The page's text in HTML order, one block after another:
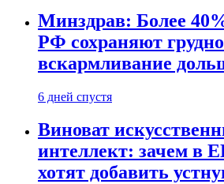
Минздрав: Более
РФ сохраняют
вскармливание
6 дней спустя
Виноват
интеллект: зачем в
хотят добавить